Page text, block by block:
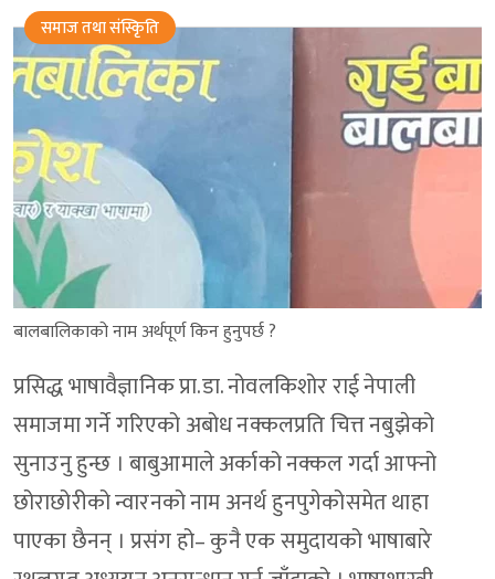
समाज तथा संस्किृति
बालबालिकाको नाम अर्थपूर्ण किन हुनुपर्छ ?
प्रसिद्ध भाषावैज्ञानिक प्रा.डा. नोवलकिशोर राई नेपाली
समाजमा गर्ने गरिएको अबोध नक्कलप्रति चित्त नबुझेको
सुनाउनु हुन्छ । बाबुआमाले अर्काको नक्कल गर्दा आफ्नो
छोराछोरीको न्वारनको नाम अनर्थ हुनपुगेकोसमेत थाहा
पाएका छैनन् । प्रसंग हो– कुनै एक समुदायको भाषाबारे